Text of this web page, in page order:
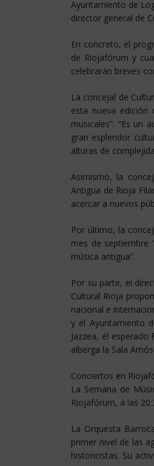
Ayuntamiento de
director general de
En concreto, el
de Riojafórum y
celebrarán breves
La concejal de
esta nueva edición
musicales”. “Es un
gran esplendor
alturas de
Asimismo, la
Antigua de Rioja
acercar a nuevos
Por último, la
mes de septiembre
música antigua”.
Por su parte, el
Cultural Rioja
nacional e
y el Ayuntamiento
Jazzea, el
alberga la Sala
Conciertos en
La Semana de
Riojafórum, a las
La Orquesta
primer nivel de las
historicistas. Su